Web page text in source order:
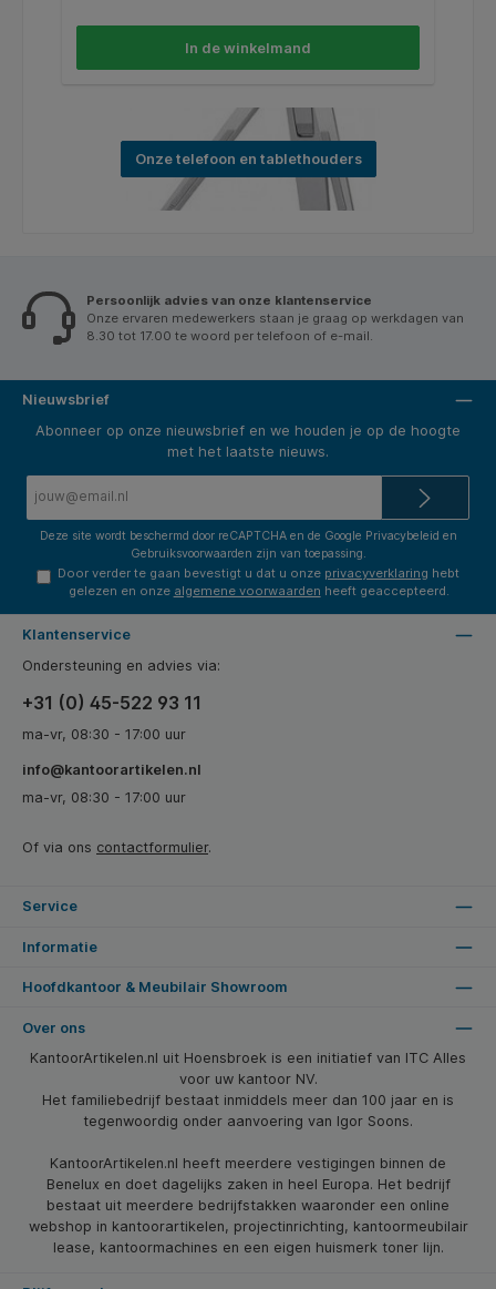
In de winkelmand
Onze telefoon en tablethouders
Persoonlijk advies van onze klantenservice
Onze ervaren medewerkers staan je graag op werkdagen van
8.30 tot 17.00 te woord per telefoon of e-mail.
Nieuwsbrief
Abonneer op onze nieuwsbrief en we houden je op de hoogte
met het laatste nieuws.
Deze site wordt beschermd door reCAPTCHA en de Google Privacybeleid en
Gebruiksvoorwaarden zijn van toepassing.
Door verder te gaan bevestigt u dat u onze privacyverklaring hebt
gelezen en onze algemene voorwaarden heeft geaccepteerd.
Klantenservice
Ondersteuning en advies via:
+31 (0) 45-522 93 11
ma-vr, 08:30 - 17:00 uur
info@kantoorartikelen.nl
ma-vr, 08:30 - 17:00 uur
Of via ons contactformulier.
Service
Informatie
Hoofdkantoor & Meubilair Showroom
Over ons
KantoorArtikelen.nl uit Hoensbroek is een initiatief van ITC Alles
voor uw kantoor NV.
Het familiebedrijf bestaat inmiddels meer dan 100 jaar en is
tegenwoordig onder aanvoering van Igor Soons.
KantoorArtikelen.nl heeft meerdere vestigingen binnen de
Benelux en doet dagelijks zaken in heel Europa. Het bedrijf
bestaat uit meerdere bedrijfstakken waaronder een online
webshop in kantoorartikelen, projectinrichting, kantoormeubilair
lease, kantoormachines en een eigen huismerk toner lijn.